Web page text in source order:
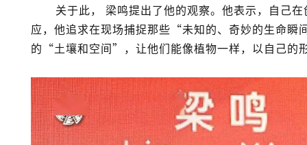
关于此， 梁鸣提出了他的观察。他表示，自己
应，他追求在现场捕捉那些“未知的、奇妙的生命
的“土壤和空间”，让他们能像植物一样，以自己的